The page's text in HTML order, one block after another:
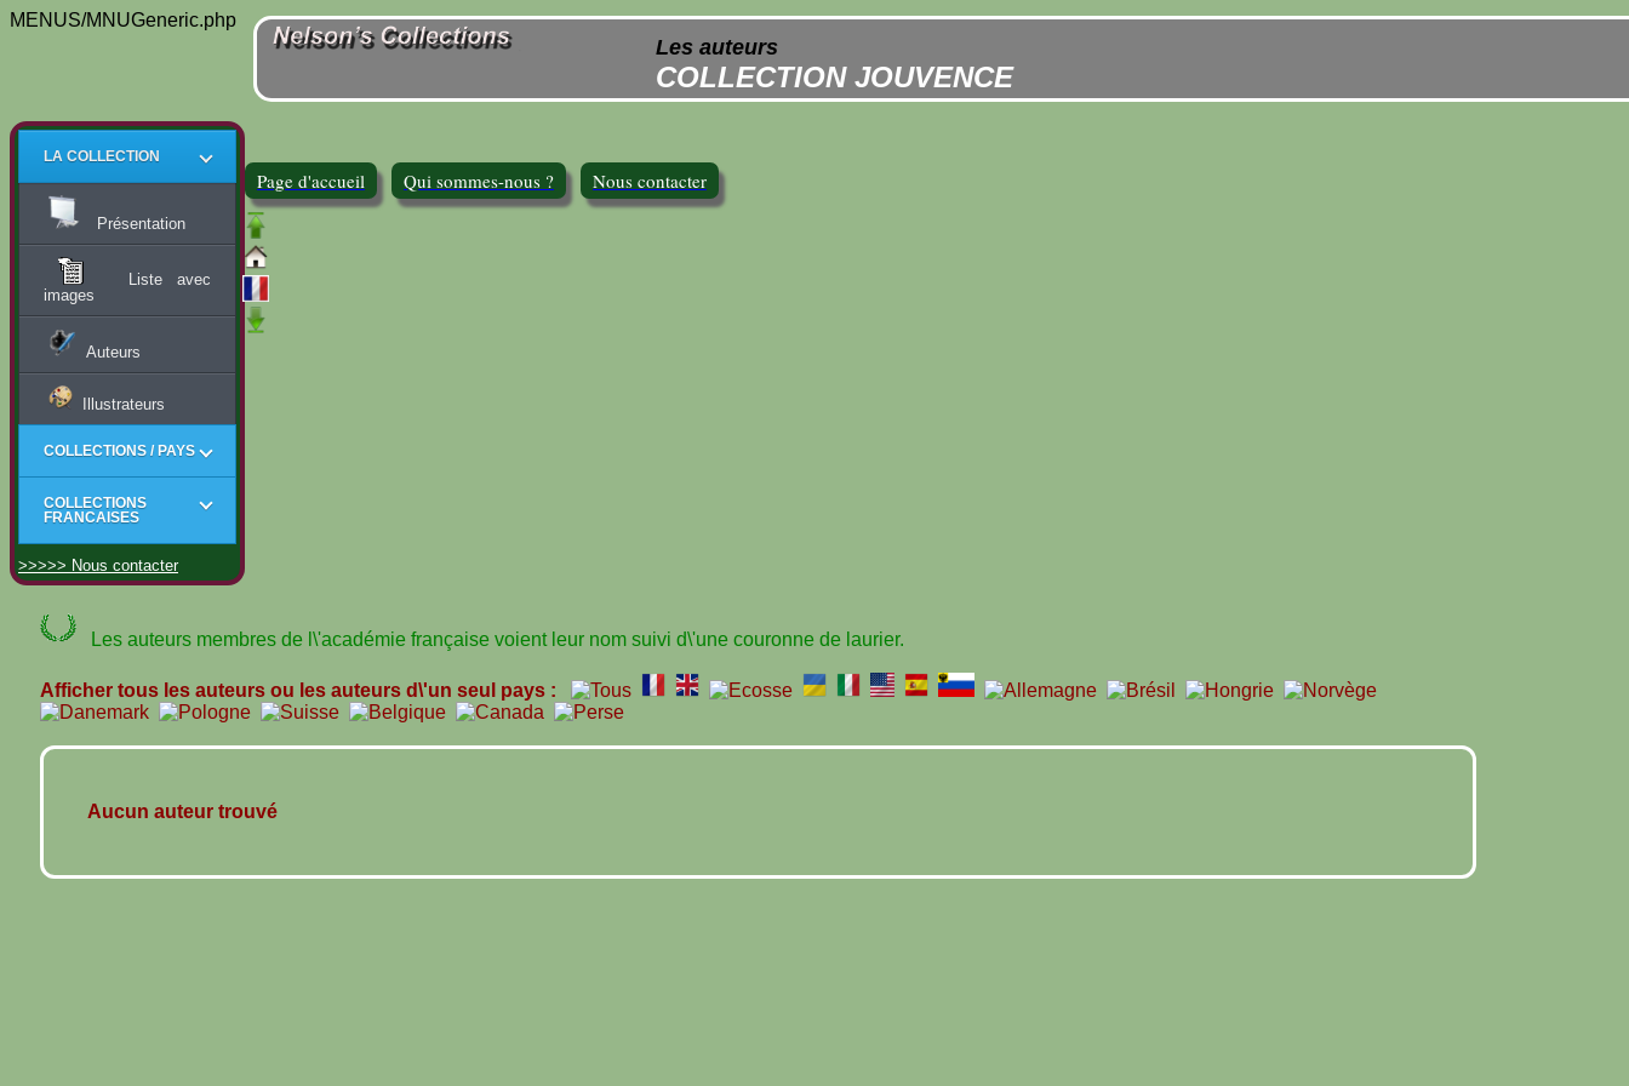
MENUS/MNUGeneric.php
Les auteurs
COLLECTION JOUVENCE
LA COLLECTION
Présentation
Liste avec
images
Auteurs
Illustrateurs
COLLECTIONS / PAYS
COLLECTIONS
FRANCAISES
>>>>> Nous contacter
Les auteurs membres de l\'académie française voient leur nom suivi d\'une couronne de laurier.
Afficher tous les auteurs ou les auteurs d\'un seul pays :
Aucun auteur trouvé
Page d'accueil Qui sommes-nous ? Nous contacter